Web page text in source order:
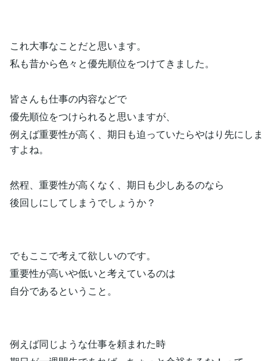
これ大事なことだと思います。
私も昔から色々と優先順位をつけてきました。
皆さんも仕事の内容などで
優先順位をつけられると思いますが、
例えば重要性が高く、期日も迫っていたらやはり先にしま
すよね。
然程、重要性が高くなく、期日も少しあるのなら
後回しにしてしまうでしょうか？
でもここで考えて欲しいのです。
重要性が高いや低いと考えているのは
自分であるということ。
例えば同じような仕事を頼まれた時